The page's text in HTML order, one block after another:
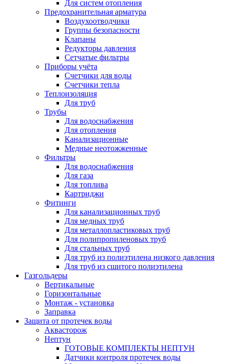
Для систем отопления
Предохранительная арматура
Воздухоотводчики
Группы безопасности
Клапаны
Редукторы давления
Сетчатые фильтры
Приборы учёта
Счетчики для воды
Счетчики тепла
Теплоизоляция
Для труб
Трубы
Для водоснабжения
Для отопления
Канализационные
Медные неотожженные
Фильтры
Для водоснабжения
Для газа
Для топлива
Картриджи
Фитинги
Для канализационных труб
Для медных труб
Для металлопластиковых труб
Для полипропиленовых труб
Для стальных труб
Для труб из полиэтилена низкого давления
Для труб из сшитого полиэтилена
Газгольдеры
Вертикальные
Горизонтальные
Монтаж - установка
Заправка
Защита от протечек воды
Аквасторож
Нептун
ГОТОВЫЕ КОМПЛЕКТЫ НЕПТУН
Датчики контроля протечек воды